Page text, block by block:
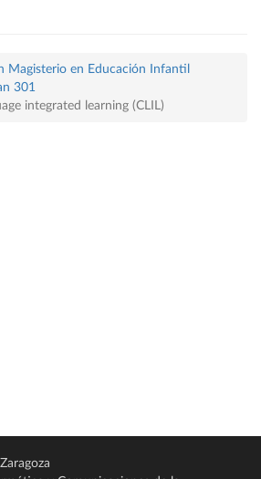
Magisterio en Educación Infantil
301
integrated learning (CLIL)